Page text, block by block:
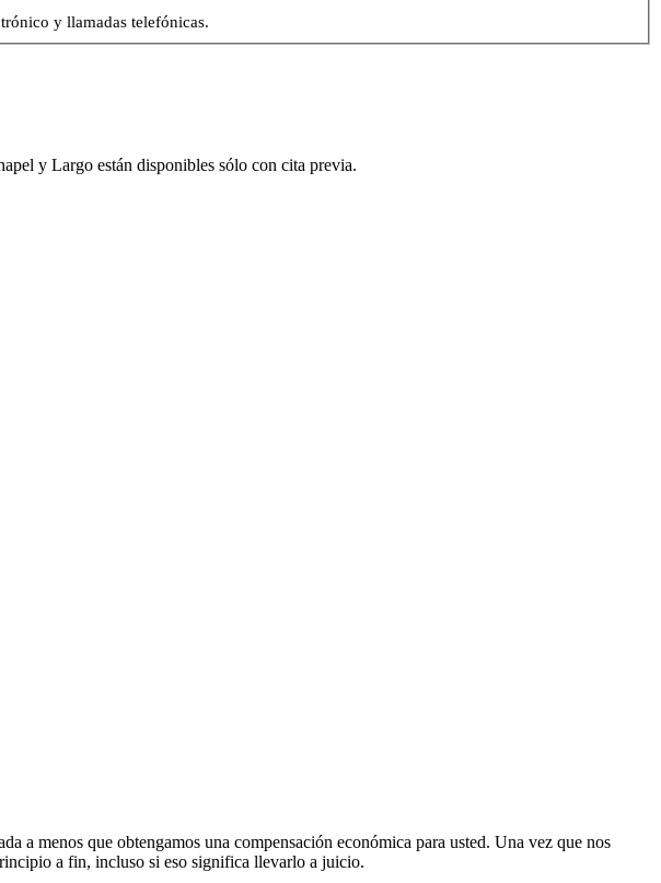
y llamadas telefónicas.
y Largo están disponibles sólo con cita previa.
a menos que obtengamos una compensación económica para usted. Una vez que nos
a fin, incluso si eso significa llevarlo a juicio.